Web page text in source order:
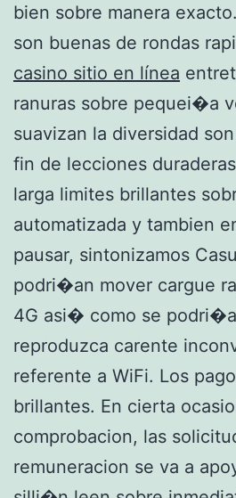
bien sobre manera
son buenas de rondas
casino sitio en línea
ranuras sobre pequei�a
suavizan la diversidad
fin de lecciones
larga limites brillantes
automatizada y tambien
pausar, sintonizamos
podri�an mover cargue
4G asi� como se
reproduzca carente
referente a WiFi. Los
brillantes. En cierta
comprobacion, las
remuneracion se va a